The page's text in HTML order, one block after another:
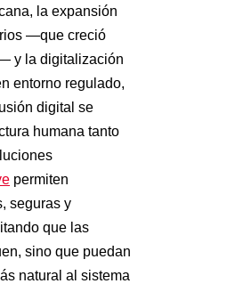
la expansión
—que creció
y la digitalización
entorno regulado,
digital se
humana tanto
permiten
seguras y
que las
sino que puedan
natural al sistema